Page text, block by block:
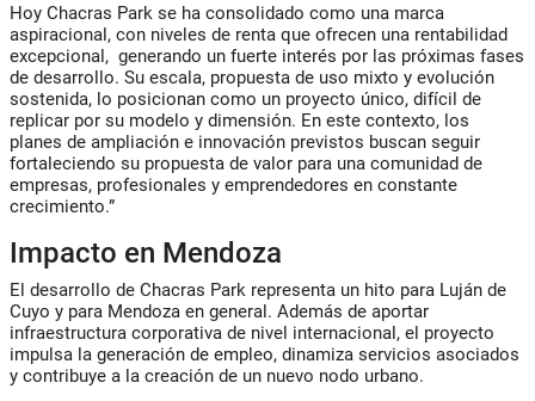
Hoy Chacras Park se ha consolidado como una marca
aspiracional, con niveles de renta que ofrecen una rentabilidad
excepcional, generando un fuerte interés por las próximas fases
de desarrollo. Su escala, propuesta de uso mixto y evolución
sostenida, lo posicionan como un proyecto único, difícil de
replicar por su modelo y dimensión. En este contexto, los
planes de ampliación e innovación previstos buscan seguir
fortaleciendo su propuesta de valor para una comunidad de
empresas, profesionales y emprendedores en constante
crecimiento.”
Impacto en Mendoza
El desarrollo de Chacras Park representa un hito para Luján de
Cuyo y para Mendoza en general. Además de aportar
infraestructura corporativa de nivel internacional, el proyecto
impulsa la generación de empleo, dinamiza servicios asociados
y contribuye a la creación de un nuevo nodo urbano.